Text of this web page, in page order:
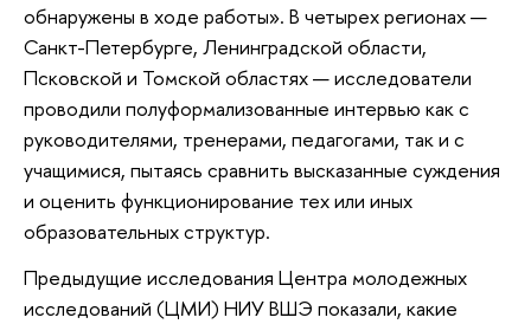
обнаружены в ходе работы». В четырех регионах —
Санкт-Петербурге, Ленинградской области,
Псковской и Томской областях — исследователи
проводили полуформализованные интервью как с
руководителями, тренерами, педагогами, так и с
учащимися, пытаясь сравнить высказанные суждения
и оценить функционирование тех или иных
образовательных структур.
Предыдущие исследования Центра молодежных
исследований (ЦМИ) НИУ ВШЭ показали, какие